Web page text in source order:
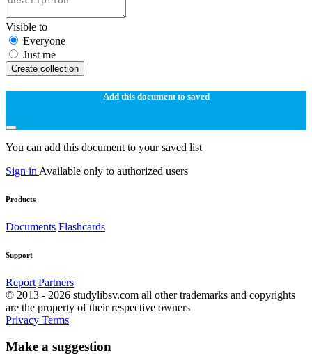
Visible to
Everyone
Just me
Create collection
Add this document to saved
You can add this document to your saved list
Sign in Available only to authorized users
Products
Documents Flashcards
Support
Report Partners
© 2013 - 2026 studylibsv.com all other trademarks and copyrights
are the property of their respective owners
Privacy Terms
Make a suggestion